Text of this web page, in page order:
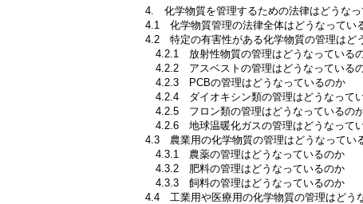
4. 化学物質を管理するための法律はどうなっ
4.1 化学物質管理の法律全体はどうなってい
4.2 特定の有害性がある化学物質の管理はど
4.2.1 放射性物質の管理はどうなっている
4.2.2 アスベストの管理はどうなっている
4.2.3 PCBの管理はどうなっているのか
4.2.4 ダイオキシン類の管理はどうなって
4.2.5 フロン類の管理はどうなっているの
4.2.6 地球温暖化ガスの管理はどうなって
4.3 農業用の化学物質の管理はどうなってい
4.3.1 農薬の管理はどうなっているのか
4.3.2 肥料の管理はどうなっているのか
4.3.3 飼料の管理はどうなっているのか
4.4 工業用や医療用の化学物質の管理はどう